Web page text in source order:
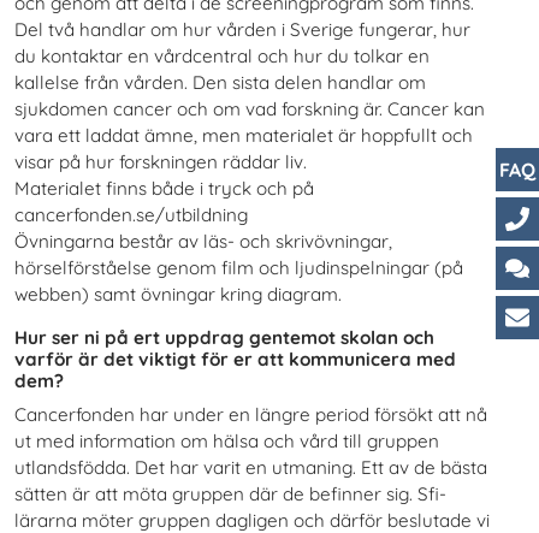
Del två handlar om hur vården i Sverige fungerar, hur
du kontaktar en vårdcentral och hur du tolkar en
kallelse från vården. Den sista delen handlar om
sjukdomen cancer och om vad forskning är. Cancer kan
vara ett laddat ämne, men materialet är hoppfullt och
visar på hur forskningen räddar liv.
Materialet finns både i tryck och på
cancerfonden.se/utbildning
Övningarna består av läs- och skrivövningar,
hörselförståelse genom film och ljudinspelningar (på
webben) samt övningar kring diagram.
Hur ser ni på ert uppdrag gentemot skolan och
varför är det viktigt för er att kommunicera med
dem?
Cancerfonden har under en längre period försökt att nå
ut med information om hälsa och vård till gruppen
utlandsfödda. Det har varit en utmaning. Ett av de bästa
sätten är att möta gruppen där de befinner sig. Sfi-
lärarna möter gruppen dagligen och därför beslutade vi
FAQ